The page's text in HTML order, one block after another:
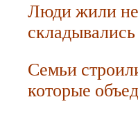
Люди жили
Семьи
которые